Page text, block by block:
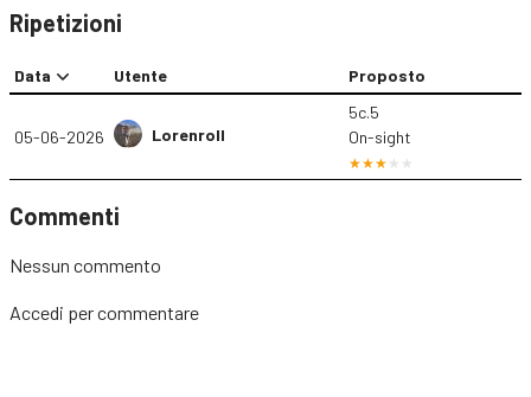
Ripetizioni
Data Utente Proposto
05-06-2026 Lorenroll
5c.5
On-sight
Commenti
Nessun commento
Accedi per commentare